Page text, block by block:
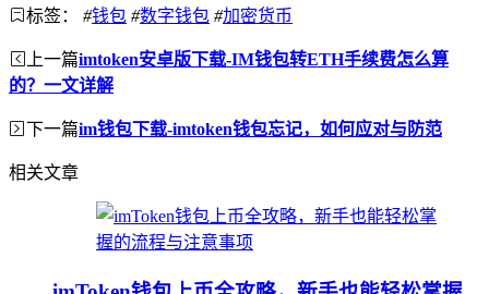
标签： #钱包 #数字钱包 #加密货币
上一篇imtoken安卓版下载-IM钱包转ETH手续费怎么算
的？一文详解
下一篇im钱包下载-imtoken钱包忘记，如何应对与防范
相关文章